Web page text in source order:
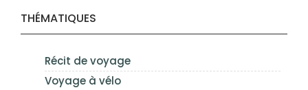
THÉMATIQUES
Récit de voyage
Voyage à vélo